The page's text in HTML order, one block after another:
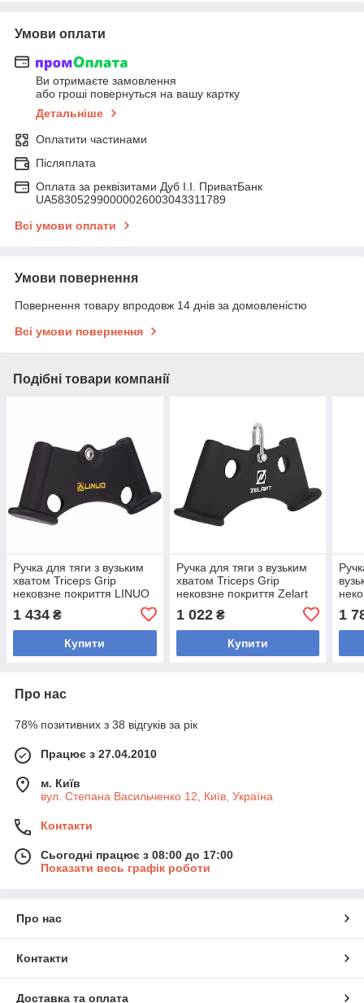
Умови оплати
Ви отримаєте замовлення
або гроші повернуться на вашу картку
Детальніше
Оплатити частинами
Післяплата
Оплата за реквізитами Дуб І.І. ПриватБанк
UA583052990000026003043311789
Всі умови оплати
Умови повернення
Повернення товару впродовж 14 днів за домовленістю
Всі умови повернення
Подібні товари компанії
Ручка для тяги з вузьким
хватом Triceps Grip
нековзне покриття LINUO
(сталь, 34х14см)
1 434 ₴
Купити
Ручка для тяги з вузьким
хватом Triceps Grip
нековзне покриття Zelart
34.5x5.5x16 см)
1 022₴
Купити
1
Про нас
78% позитивних з 38 відгуків за рік
Працює з 27.04.2010
м. Київ
вул. Степана Васильченко 12, Київ, Україна
Контакти
Сьогодні працює з 08:00 до 17:00
Показати весь графік роботи
Про нас
Контакти
Доставка та оплата